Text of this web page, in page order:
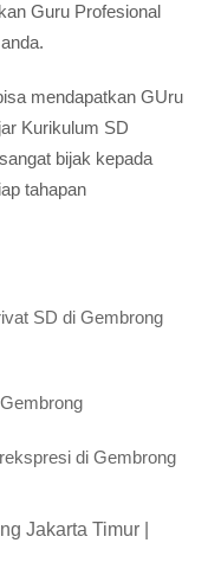
Guru Profesional
mendapatkan GUru
Kurikulum SD
bijak kepada
tahapan
SD di Gembrong
di Gembrong
Jakarta Timur |